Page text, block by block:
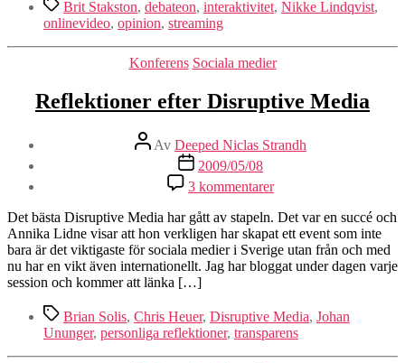
Brit Stakston, debateon, interaktivitet, Nikke Lindqvist,
onlinevideo, opinion, streaming
Kategorier
Konferens Sociala medier
Reflektioner efter Disruptive Media
Inläggsförfattare
Av Deeped Niclas Strandh
Inläggsdatum
2009/05/08
3 kommentarertill
Reflektioner
efter
Disruptive
Media
Det bästa Disruptive Media har gått av stapeln. Det var en succé och
Annika Lidne visar att hon verkligen har skapat ett event som inte
bara är det viktigaste för sociala medier i Sverige utan från och med
nu har en vikt även internationellt. Jag har bloggat under dagen varje
session och kommer att länka […]
Etiketter
Brian Solis, Chris Heuer, Disruptive Media, Johan
Ununger, personliga reflektioner, transparens